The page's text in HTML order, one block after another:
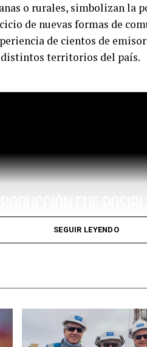
o rurales, simbolizan la
de nuevas formas de
de cientos de
distintos territorios del país.
SEGUIR LEYENDO